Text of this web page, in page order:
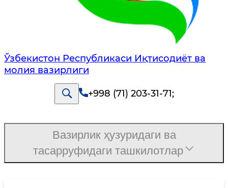
Ўзбекистон Республикаси Иқтисодиёт ва
молия вазирлиги
+998 (71) 203-31-71;
Вазирлик ҳузуридаги ва
тасарруфидаги ташкилотлар